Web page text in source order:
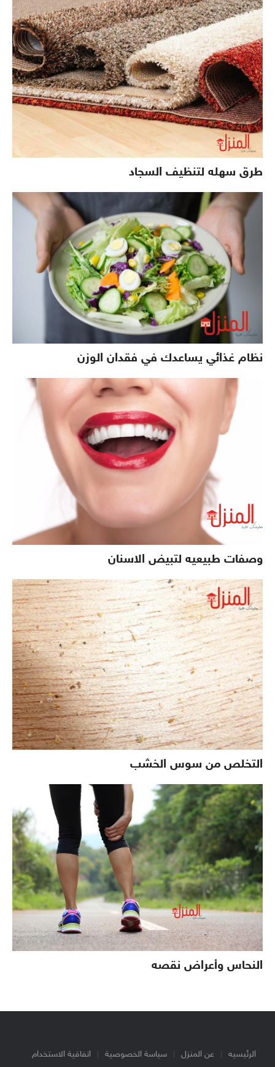
طرق سهله لتنظيف السجاد
نظام غذائي يساعدك في فقدان الوزن
وصفات طبيعيه لتبيض الاسنان
التخلص من سوس الخشب
النحاس وأعراض نقصه
الرئيسيه عن المنزل سياسة الخصوصية اتفاقية الاستخدام